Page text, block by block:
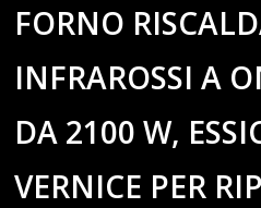
FORNO
INFRAROSSI A
DA 2100 W,
VERNICE PER